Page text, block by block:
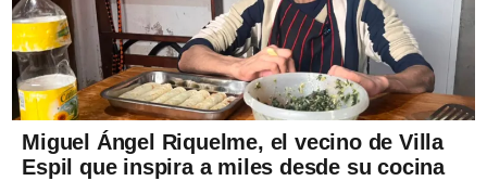
Miguel Ángel Riquelme, el vecino de Villa
Espil que inspira a miles desde su cocina